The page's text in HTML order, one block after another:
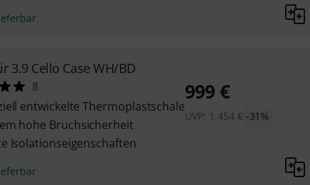
3.9 Cello Case WH/BD
8
entwickelte Thermoplastschale
hohe Bruchsicherheit
Isolationseigenschaften
999 €
UVP: 1.454 € -31%